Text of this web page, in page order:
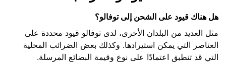
هل هناك قيود على الشحن إلى توفالو؟
مثل العديد من البلدان الأخرى، لدى توفالو قيود محددة على
العناصر التي يمكن استيرادها. وكذلك بعض الضرائب المحلية
التي قد تنطبق اعتمادًا على نوع وقيمة البضائع المرسلة.